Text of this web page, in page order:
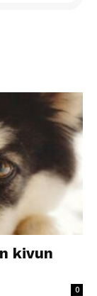
kivun
0